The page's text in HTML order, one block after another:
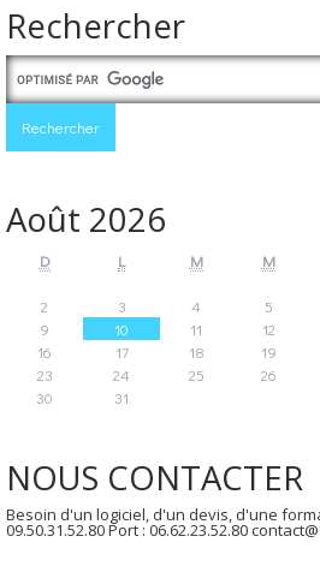
Rechercher
Août 2026
D L M M
2
3 4 5
9
10 11 12
16
17 18 19
23
24 25 26
30
31
NOUS CONTACTER
Besoin d'un logiciel, d'un devis, d'une
09.50.31.52.80 Port : 06.62.23.52.80